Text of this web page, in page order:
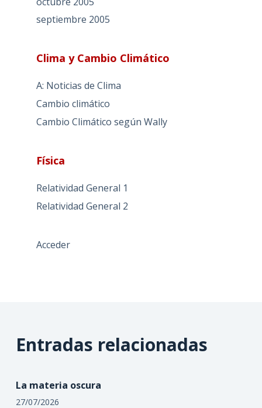
septiembre 2005
Clima y Cambio Climático
A: Noticias de Clima
Cambio climático
Cambio Climático según Wally
Física
Relatividad General 1
Relatividad General 2
Acceder
Entradas relacionadas
La materia oscura
27/07/2026